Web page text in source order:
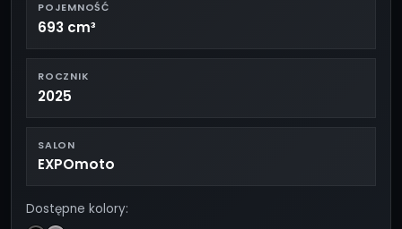
POJEMNOŚĆ
693 cm³
ROCZNIK
2025
SALON
EXPOmoto
Dostępne kolory: